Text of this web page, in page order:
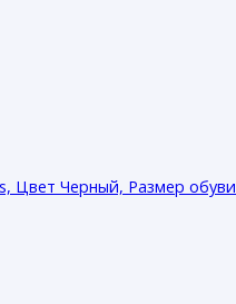
Цвет Черный, Размер